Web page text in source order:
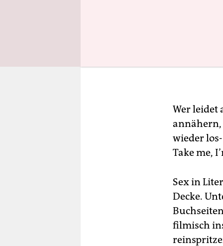
Wer leidet
annähern,
wieder
Take me,
Sex in
Decke.
filmisch